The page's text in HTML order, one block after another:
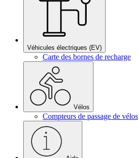
Véhicules électriques (EV)
Carte des bornes de recharge
Vélos
Compteurs de passage de vélos